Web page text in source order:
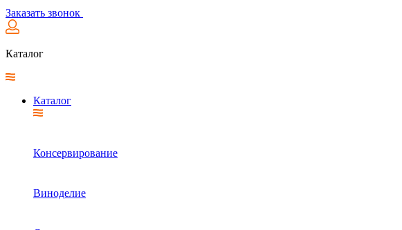
Заказать звонок
Каталог
Каталог
Консервирование
Виноделие